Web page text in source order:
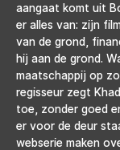
aangaat komt uit
er alles van: zijn
van de grond,
hij aan de grond.
maatschappij op
regisseur zegt
toe, zonder goed
er voor de deur
webserie maken